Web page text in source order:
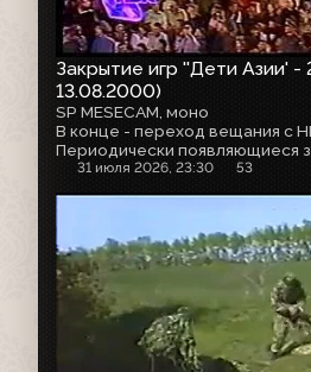
Закрытие игр ''Дети Азии'
13.08.2000)
SP MESECAM, моно
В конце - переход вещания с
31 июля 2026, 23:30 53